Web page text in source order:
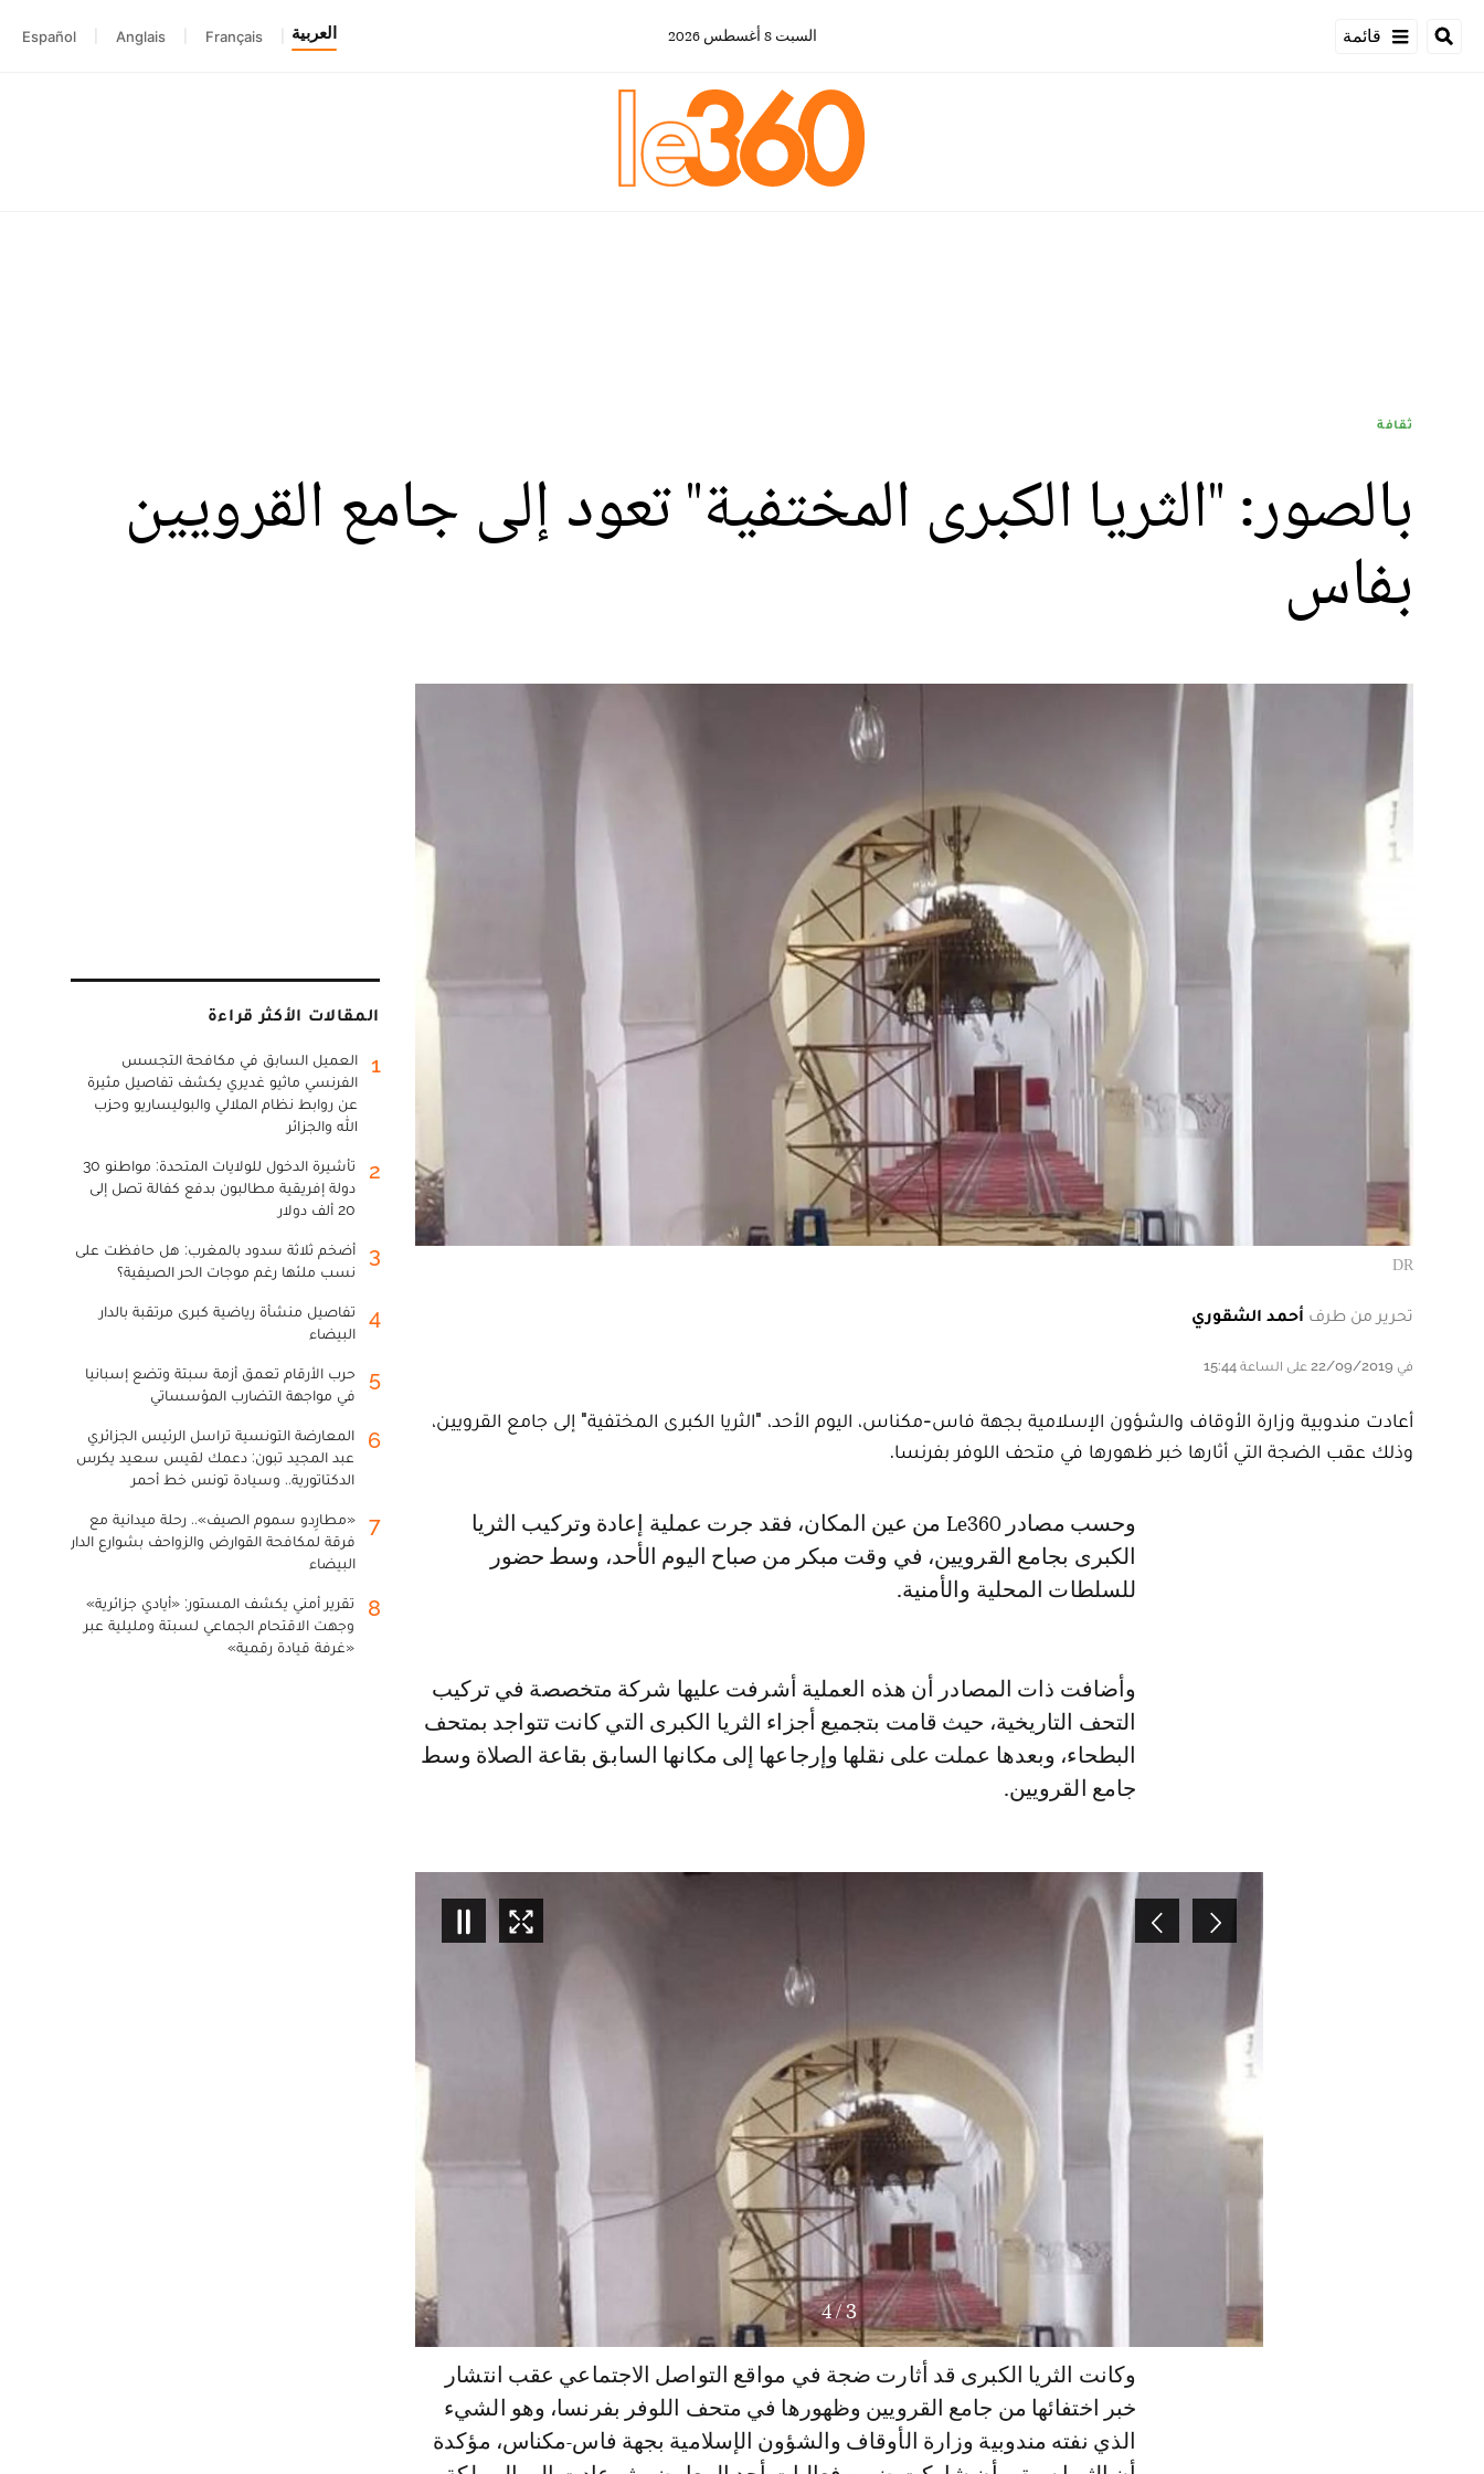
قائمة السبت 8 أغسطس 2026 العربية Français
Anglais
Español
ثقافة
بالصور: "الثريا الكبرى المختفية" تعود إلى جامع القرويين
بفاس
DR
تحرير من طرف أحمد الشقوري
في 22/09/2019 على الساعة 15:44
أعادت مندوبية وزارة الأوقاف والشؤون الإسلامية بجهة فاس-مكناس، اليوم الأحد، "الثريا الكبرى المختفية" إلى جامع القرويين،
وذلك عقب الضجة التي أثارها خبر ظهورها في متحف اللوفر بفرنسا.
وحسب مصادر Le360 من عين المكان، فقد جرت عملية إعادة وتركيب الثريا
الكبرى بجامع القرويين، في وقت مبكر من صباح اليوم الأحد، وسط حضور
للسلطات المحلية والأمنية.
وأضافت ذات المصادر أن هذه العملية أشرفت عليها شركة متخصصة في تركيب
التحف التاريخية، حيث قامت بتجميع أجزاء الثريا الكبرى التي كانت تتواجد بمتحف
البطحاء، وبعدها عملت على نقلها وإرجاعها إلى مكانها السابق بقاعة الصلاة وسط
جامع القرويين.
4
/
4
وكانت الثريا الكبرى قد أثارت ضجة في مواقع التواصل الاجتماعي عقب انتشار
خبر اختفائها من جامع القرويين وظهورها في متحف اللوفر بفرنسا، وهو الشيء
الذي نفته مندوبية وزارة الأوقاف والشؤون الإسلامية بجهة فاس-مكناس، مؤكدة
المقالات الأكثر قراءة
1
العميل السابق في مكافحة التجسس
الفرنسي ماثيو غديري يكشف تفاصيل مثيرة
عن روابط نظام الملالي والبوليساريو وحزب
الله والجزائر
2
تأشيرة الدخول للولايات المتحدة: مواطنو 30
دولة إفريقية مطالبون بدفع كفالة تصل إلى
20 ألف دولار
3
أضخم ثلاثة سدود بالمغرب: هل حافظت على
نسب ملئها رغم موجات الحر الصيفية؟
4
تفاصيل منشأة رياضية كبرى مرتقبة بالدار
البيضاء
5
حرب الأرقام تعمق أزمة سبتة وتضع إسبانيا
في مواجهة التضارب المؤسساتي
6
المعارضة التونسية تراسل الرئيس الجزائري
عبد المجيد تبون: دعمك لقيس سعيد يكرس
الدكتاتورية.. وسيادة تونس خط أحمر
7
«مطارِدو سموم الصيف».. رحلة ميدانية مع
فرقة لمكافحة القوارض والزواحف بشوارع الدار
البيضاء
8
تقرير أمني يكشف المستور: «أيادي جزائرية»
وجهت الاقتحام الجماعي لسبتة ومليلية عبر
«غرفة قيادة رقمية»